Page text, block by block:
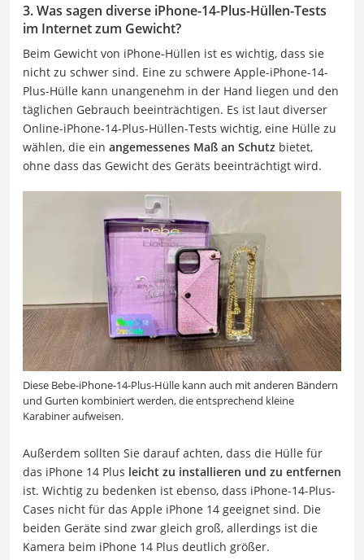
3. Was sagen diverse iPhone-14-Plus-Hüllen-Tests
im Internet zum Gewicht?
Beim Gewicht von iPhone-Hüllen ist es wichtig, dass sie
nicht zu schwer sind. Eine zu schwere Apple-iPhone-14-
Plus-Hülle kann unangenehm in der Hand liegen und den
täglichen Gebrauch beeinträchtigen. Es ist laut diverser
Online-iPhone-14-Plus-Hüllen-Tests wichtig, eine Hülle zu
wählen, die ein angemessenes Maß an Schutz bietet,
ohne dass das Gewicht des Geräts beeinträchtigt wird.
Diese Bebe-iPhone-14-Plus-Hülle kann auch mit anderen Bändern
und Gurten kombiniert werden, die entsprechend kleine
Karabiner aufweisen.
Außerdem sollten Sie darauf achten, dass die Hülle für
das iPhone 14 Plus leicht zu installieren und zu entfernen
ist. Wichtig zu bedenken ist ebenso, dass iPhone-14-Plus-
Cases nicht für das Apple iPhone 14 geeignet sind. Die
beiden Geräte sind zwar gleich groß, allerdings ist die
Kamera beim iPhone 14 Plus deutlich größer.